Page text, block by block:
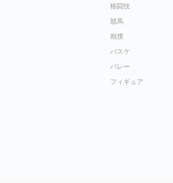
格闘技
競馬
相撲
バスケ
バレー
フィギュア